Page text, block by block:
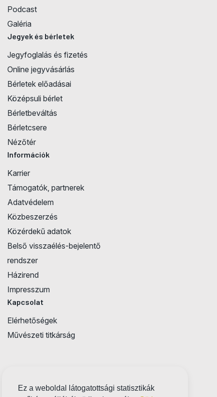
Ez a weboldal látogatottsági statisztikák
Podcast
Galéria
Jegyek és bérletek
Jegyfoglalás és fizetés
Online jegyvásárlás
Bérletek előadásai
Középsuli bérlet
Bérletbeváltás
Bérletcsere
Nézőtér
Információk
Karrier
Támogatók, partnerek
Adatvédelem
Közbeszerzés
Közérdekű adatok
Belső visszaélés-bejelentő
rendszer
Házirend
Impresszum
Kapcsolat
Elérhetőségek
Művészeti titkárság